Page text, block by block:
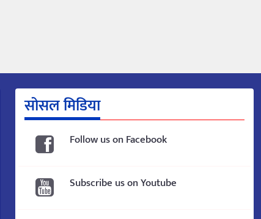
सोसल मिडिया
Follow us on Facebook
Subscribe us on Youtube